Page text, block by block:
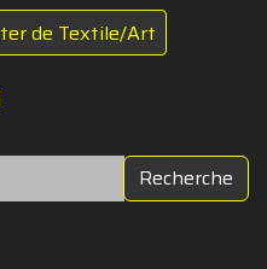
de Textile/Art
Recherche